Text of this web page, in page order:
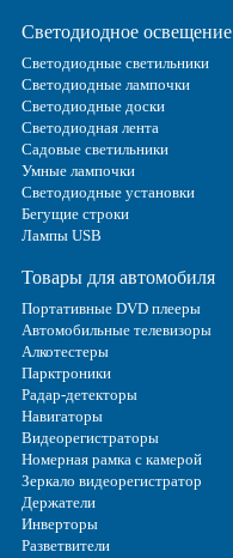
Светодиодное освещение
Светодиодные светильники
Светодиодные лампочки
Светодиодные доски
Светодиодная лента
Садовые светильники
Умные лампочки
Светодиодные установки
Бегущие строки
Лампы USB
Товары для автомобиля
Портативные DVD плееры
Автомобильные телевизоры
Алкотестеры
Парктроники
Радар-детекторы
Навигаторы
Видеорегистраторы
Номерная рамка с камерой
Зеркало видеорегистратор
Держатели
Инверторы
Разветвители